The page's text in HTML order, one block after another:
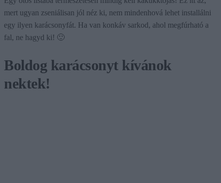
mert ugyan zseniálisan jól néz ki, nem mindenhová lehet installálni
egy ilyen karácsonyfát. Ha van konkáv sarkod, ahol megfúrható a
fal, ne hagyd ki! 🙂
Boldog karácsonyt kívánok
nektek!